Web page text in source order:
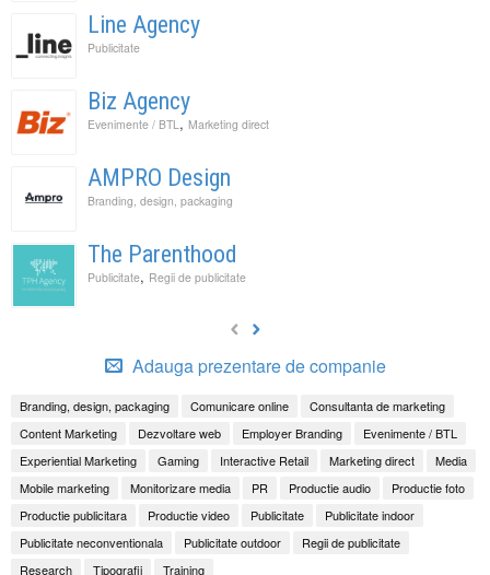
Line Agency
Publicitate
Biz Agency
Evenimente / BTL , Marketing direct
AMPRO Design
Branding, design, packaging
The Parenthood
Publicitate, Regii de publicitate
Adauga prezentare de companie
Branding, design, packaging Comunicare online
Consultanta de marketing
Content Marketing
Dezvoltare web Employer Branding
Evenimente / BTL
Experiential Marketing
Gaming Interactive Retail Marketing direct
Media
Mobile marketing
Monitorizare media PR Productie audio
Productie foto
Productie publicitara
Productie video Publicitate
Publicitate indoor
Publicitate neconventionala
Publicitate outdoor
Regii de publicitate
Research
Tipografii Training